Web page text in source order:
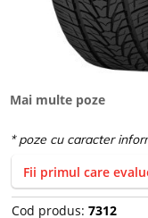
Mai multe poze
Fii primul care
Cod produs: 7312